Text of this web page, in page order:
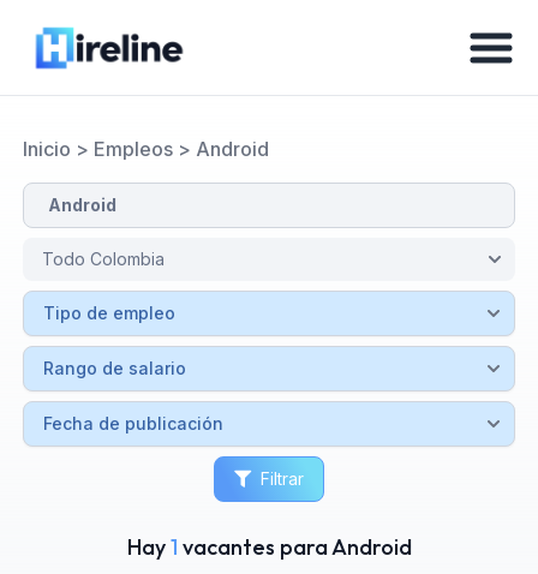
Inicio > Empleos> Android
Filtrar
Hay1 vacantes para Android